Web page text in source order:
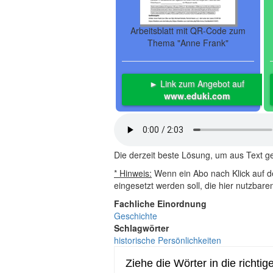
Arbeitsblatt mit QR-Code zum
Thema "Anne Frank"
► Link zum Angebot auf
www.eduki.com
Die derzeit beste Lösung, um aus Text
* Hinweis: Wenn ein Abo nach Klick auf
eingesetzt werden soll, die hier
Fachliche Einordnung
Geschichte
Schlagwörter
historische Persönlichkeiten